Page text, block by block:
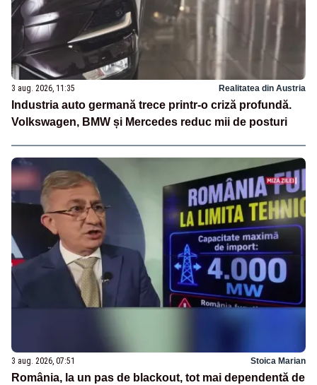
3 aug. 2026, 11:35 Realitatea din Austria
Industria auto germană trece printr-o criză profundă.
Volkswagen, BMW și Mercedes reduc mii de posturi
3 aug. 2026, 07:51 Stoica Marian
România, la un pas de blackout, tot mai dependentă de